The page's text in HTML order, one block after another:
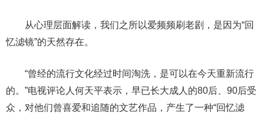
从心理层面解读，我们之所以爱频频刷老剧，是因为“回
忆滤镜”的天然存在。
“曾经的流行文化经过时间淘洗，是可以在今天重新流行
的。”电视评论人何天平表示，早已长大成人的80后、90后受
众，对他们曾喜爱和追随的文艺作品，产生了一种“回忆滤